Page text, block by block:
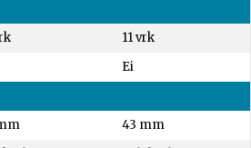
11 vrk
Ei
43 mm